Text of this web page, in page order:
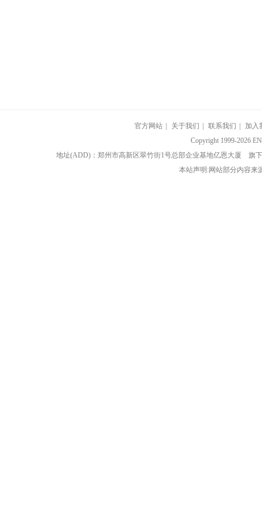
官方网站 关于我们 联系我们
加入
Copyright 1999-2026
地址(ADD)：郑州市高新区翠竹街1号总部企业基地亿恩大厦 旗
本站声明:网站部分内容来